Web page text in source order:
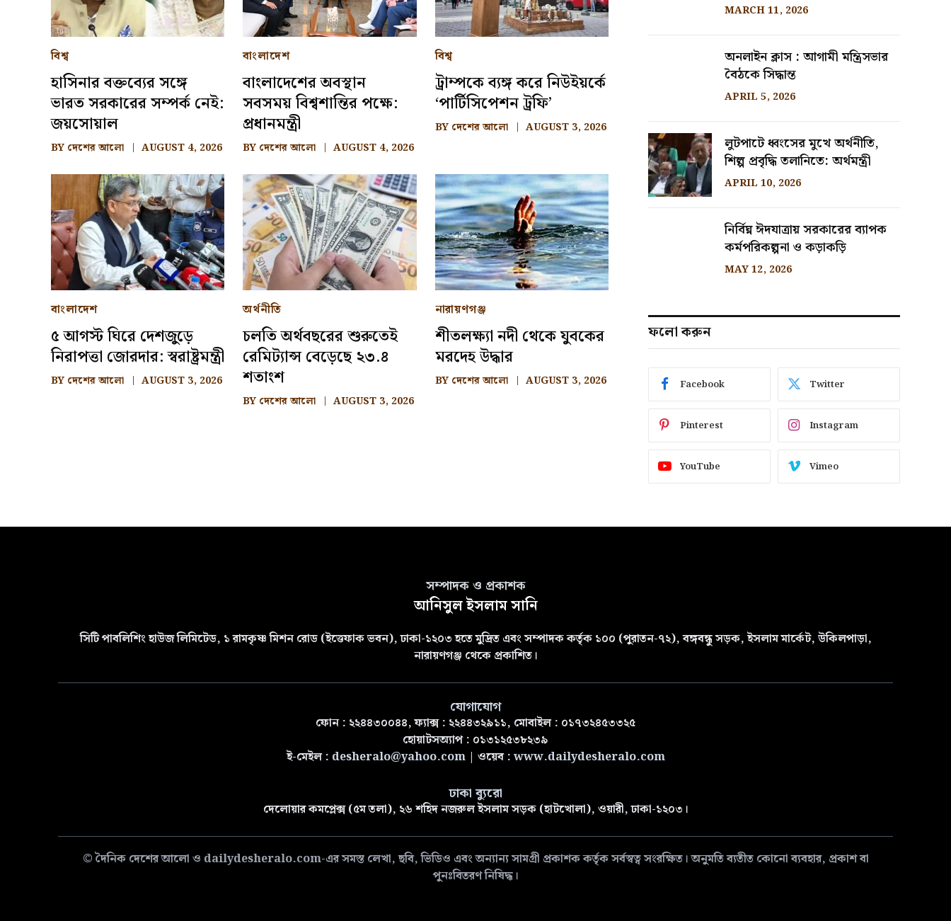
বিশ্ব
হাসিনার বক্তব্যের সঙ্গে
ভারত সরকারের সম্পর্ক নেই:
জয়সোয়াল
BY দেশের আলো AUGUST 4, 2026
বাংলাদেশ
বাংলাদেশের অবস্থান
সবসময় বিশ্বশান্তির পক্ষে:
প্রধানমন্ত্রী
BY দেশের আলো AUGUST 4, 2026
বিশ্ব
ট্রাম্পকে ব্যঙ্গ করে নিউইয়র্কে
‘পার্টিসিপেশন ট্রফি’
BY দেশের আলো AUGUST 3, 2026
বাংলাদেশ
৫ আগস্ট ঘিরে দেশজুড়ে
নিরাপত্তা জোরদার: স্বরাষ্ট্রমন্ত্রী
BY দেশের আলো AUGUST 3, 2026
অর্থনীতি
চলতি অর্থবছরের শুরুতেই
রেমিট্যান্স বেড়েছে ২৩.৪
শতাংশ
BY দেশের আলো AUGUST 3, 2026
নারায়ণগঞ্জ
শীতলক্ষ্যা নদী থেকে যুবকের
মরদেহ উদ্ধার
BY দেশের আলো AUGUST 3, 2026
MARCH 11, 2026
অনলাইন ক্লাস : আগামী মন্ত্রিসভার
বৈঠকে সিদ্ধান্ত
APRIL 5, 2026
লুটপাটে ধ্বংসের মুখে অর্থনীতি,
শিল্প প্রবৃদ্ধি তলানিতে: অর্থমন্ত্রী
APRIL 10, 2026
নির্বিঘ্ন ঈদযাত্রায় সরকারের ব্যাপক
কর্মপরিকল্পনা ও কড়াকড়ি
MAY 12, 2026
ফলো করুন
Facebook Twitter
Pinterest Instagram
YouTube Vimeo
সম্পাদক ও প্রকাশক
আনিসুল ইসলাম সানি
সিটি পাবলিশিং হাউজ লিমিটেড, ১ রামকৃষ্ণ মিশন রোড (ইত্তেফাক ভবন), ঢাকা-১২০৩ হতে মুদ্রিত এবং সম্পাদক কর্তৃক ১০০ (পুরাতন-৭২), বঙ্গবন্ধু সড়ক, ইসলাম মার্কেট, উকিলপাড়া,
নারায়ণগঞ্জ থেকে প্রকাশিত।
যোগাযোগ
ফোন : ২২৪৪৩০০৪৪, ফ্যাক্স : ২২৪৪৩২৯১১, মোবাইল : ০১৭৩২৪৫৩৩২৫
হোয়াটসঅ্যাপ : ০১৩১২৫৩৮২৩৯
ই-মেইল : desheralo@yahoo.com| ওয়েব : www.dailydesheralo.com
ঢাকা ব্যুরো
দেলোয়ার কমপ্লেক্স (৫ম তলা), ২৬ শহিদ নজরুল ইসলাম সড়ক (হাটখোলা), ওয়ারী, ঢাকা-১২০৩।
© দৈনিক দেশের আলো ও dailydesheralo.com-এর সমস্ত লেখা, ছবি, ভিডিও এবং অন্যান্য সামগ্রী প্রকাশক কর্তৃক সর্বস্বত্ব সংরক্ষিত। অনুমতি ব্যতীত কোনো ব্যবহার, প্রকাশ বা
পুনঃবিতরণ নিষিদ্ধ।